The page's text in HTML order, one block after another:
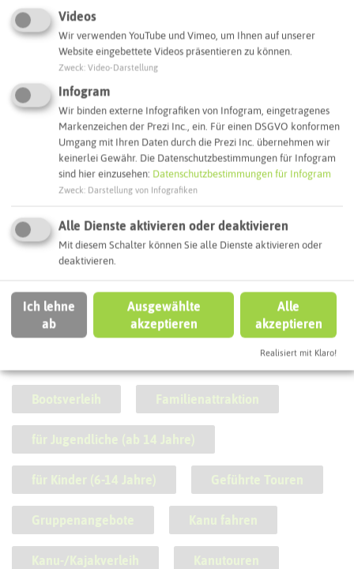
DORSTEN
Steakhaus El Tori
SCHLAGWORTE
So ordnen wir diese Attraktion ein
Bootsverleih Familienattraktion
für Jugendliche (ab 14 Jahre)
für Kinder (6-14 Jahre) Geführte Touren
Gruppenangebote Kanu fahren
Kanu-/Kajakverleih Kanutouren
Videos
Wir verwenden YouTube und Vimeo, um Ihnen auf unserer
Website eingebettete Videos präsentieren zu können.
Zweck Video-Darstellung
Infogram
Wir binden externe Infografiken von Infogram, eingetragenes
Markenzeichen der Prezi Inc., ein. Für einen DSGVO konformen
Umgang mit Ihren Daten durch die Prezi Inc. übernehmen wir
keinerlei Gewähr. Die Datenschutzbestimmungen für Infogram
sind hier einzusehen: Datenschutzbestimmungen für Infogram
Zweck Darstellung von Infografiken
Alle Dienste aktivieren oder deaktivieren
Mit diesem Schalter können Sie alle Dienste aktivieren oder
deaktivieren.
Ich lehne
ab
Ausgewählte
akzeptieren
Alle
akzeptieren
Realisiert mit Klaro!